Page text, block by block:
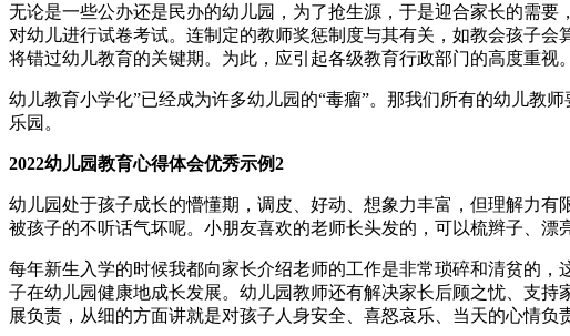
无论是一些公办还是民办的幼儿园，为了抢生源，于是迎合家长的需
对幼儿进行试卷考试。连制定的教师奖惩制度与其有关，如教会孩子
将错过幼儿教育的关键期。为此，应引起各级教育行政部门的高度重视。
幼儿教育小学化”已经成为许多幼儿园的“毒瘤”。那我们所有的幼儿教
乐园。
2022幼儿园教育心得体会优秀示例2
幼儿园处于孩子成长的懵懂期，调皮、好动、想象力丰富，但理解力
被孩子的不听话气坏呢。小朋友喜欢的老师长头发的，可以梳辫子、漂
每年新生入学的时候我都向家长介绍老师的工作是非常琐碎和清贫的
子在幼儿园健康地成长发展。幼儿园教师还有解决家长后顾之忧、支
展负责，从细的方面讲就是对孩子人身安全、喜怒哀乐、当天的心情负